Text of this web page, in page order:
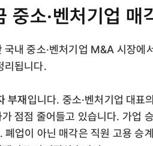
중소·벤처기업 매
국내 중소·벤처기업 M&A 시장에
리됩니다.
부재입니다. 중소·벤처기업 대표
점점 줄어들고 있습니다. 가업
폐업이 아닌 매각은 직원 고용 승